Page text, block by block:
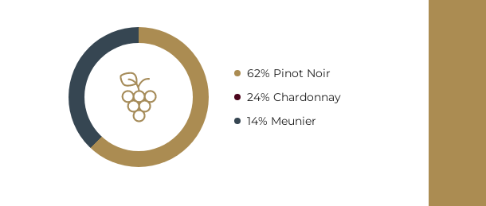
62% Pinot Noir
24% Chardonnay
14% Meunier